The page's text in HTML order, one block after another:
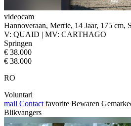
videocam
Hannoveraan, Merrie, 14 Jaar, 175 cm,
V: QUAID | MV: CARTHAGO
Springen
€ 38.000
€ 38.000
RO
Voluntari
mail Contact favorite Bewaren
Blikvangers